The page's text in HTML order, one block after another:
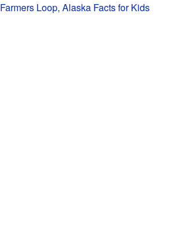
Farmers Loop, Alaska Facts for Kids